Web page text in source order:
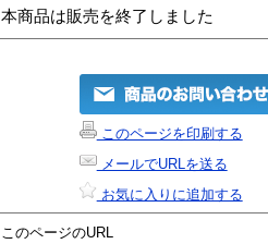
本商品は販売を終了しました
このページを印刷する
メールでURLを送る
お気に入りに追加する
このページのURL